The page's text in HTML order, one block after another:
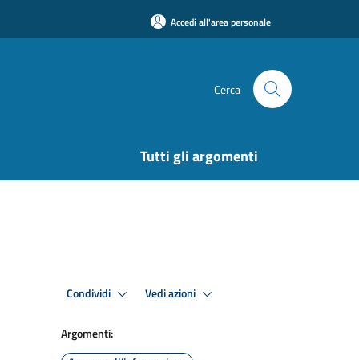
Accedi all'area personale
Cerca
Tutti gli argomenti
Condividi Vedi azioni
Argomenti: